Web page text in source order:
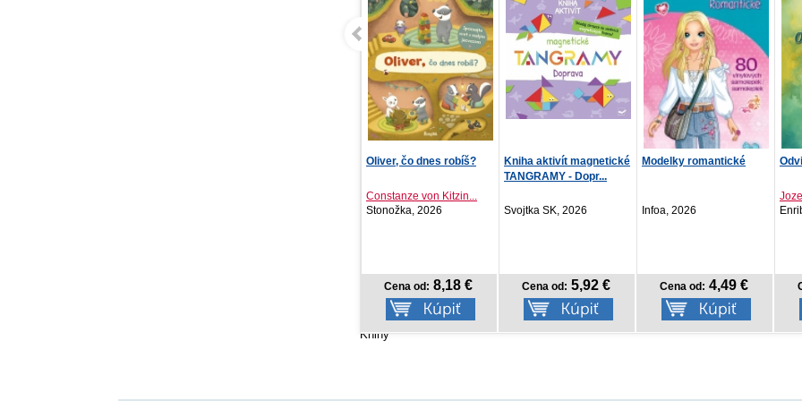
Kniha aktivít magnetické
Svojtka SK, 2026
Cena od: 5,92 €
Modelky romantické
Infoa, 2026
Cena od: 4,49 €
Odviate časom
Enribook, 2026
Cena od: 7,42 €
Knihy